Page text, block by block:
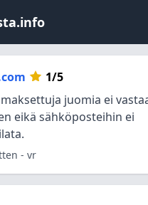
1/5
juomia ei
eikä sähköposteihin ei
- vr